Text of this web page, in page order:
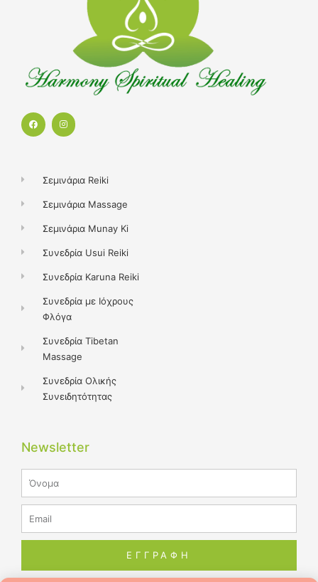
F
a
I
n
m
Σεμινάρια Reiki
Σεμινάρια Massage
Σεμινάρια Munay Ki
Συνεδρία Usui Reiki
Συνεδρία Karuna Reiki
Συνεδρία με Ιόχρους
Φλόγα
Συνεδρία Tibetan
Massage
Συνεδρία Ολικής
Συνειδητότητας
Newsletter
ΕΓΓΡΑΦΗ